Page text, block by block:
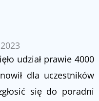
udział prawie 4000
dla uczestników
się do poradni